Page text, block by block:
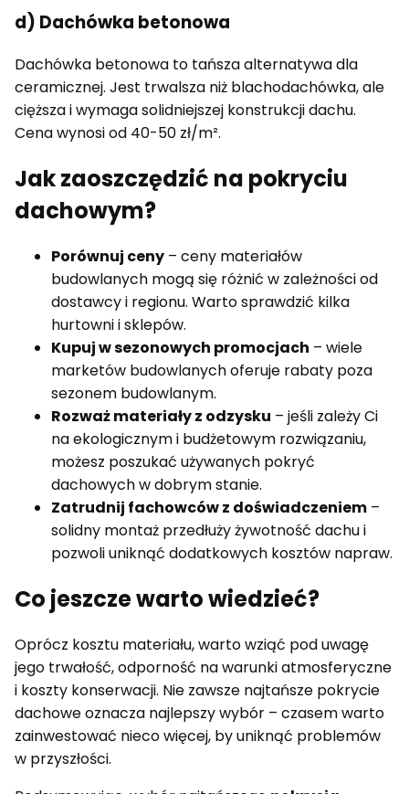
d) Dachówka betonowa
Dachówka betonowa to tańsza alternatywa dla
ceramicznej. Jest trwalsza niż blachodachówka, ale
cięższa i wymaga solidniejszej konstrukcji dachu.
Cena wynosi od 40-50 zł/m².
Jak zaoszczędzić na pokryciu
dachowym?
Porównuj ceny – ceny materiałów
budowlanych mogą się różnić w zależności od
dostawcy i regionu. Warto sprawdzić kilka
hurtowni i sklepów.
Kupuj w sezonowych promocjach – wiele
marketów budowlanych oferuje rabaty poza
sezonem budowlanym.
Rozważ materiały z odzysku – jeśli zależy Ci
na ekologicznym i budżetowym rozwiązaniu,
możesz poszukać używanych pokryć
dachowych w dobrym stanie.
Zatrudnij fachowców z doświadczeniem –
solidny montaż przedłuży żywotność dachu i
pozwoli uniknąć dodatkowych kosztów napraw.
Co jeszcze warto wiedzieć?
Oprócz kosztu materiału, warto wziąć pod uwagę
jego trwałość, odporność na warunki atmosferyczne
i koszty konserwacji. Nie zawsze najtańsze pokrycie
dachowe oznacza najlepszy wybór – czasem warto
zainwestować nieco więcej, by uniknąć problemów
w przyszłości.